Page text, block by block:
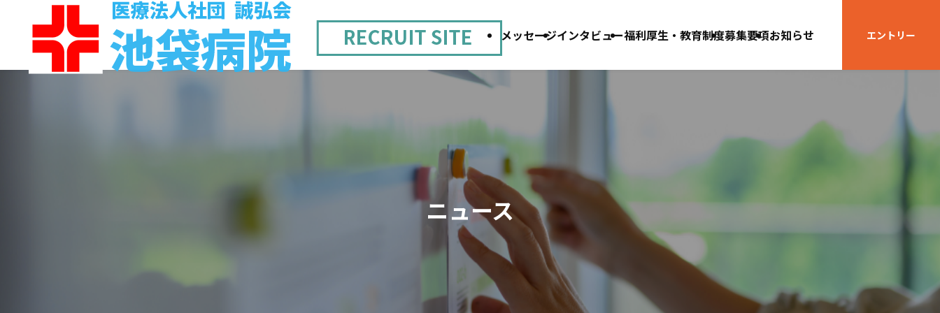
メッセージインタビュー福利厚生・教育制度募集要項お知らせ エントリー
ニュース